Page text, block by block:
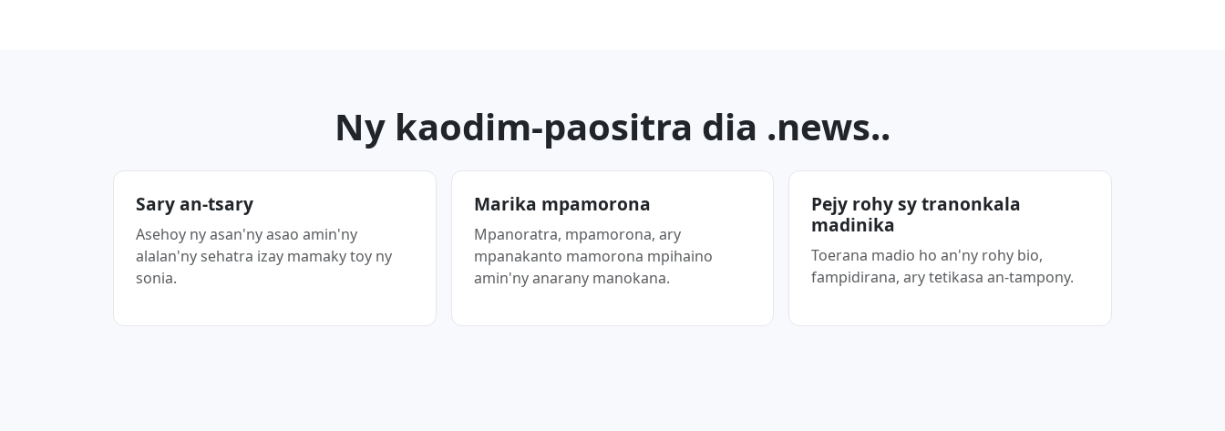
Ny kaodim-paositra dia .news..
Sary an-tsary
Asehoy ny asan'ny asao amin'ny
alalan'ny sehatra izay mamaky toy ny
sonia.
Marika mpamorona
Mpanoratra, mpamorona, ary
mpanakanto mamorona mpihaino
amin'ny anarany manokana.
Pejy rohy sy tranonkala
madinika
Toerana madio ho an'ny rohy bio,
fampidirana, ary tetikasa an-tampony.